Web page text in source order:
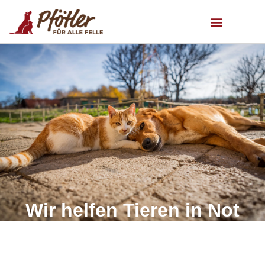
Wir helfen Tieren in Not